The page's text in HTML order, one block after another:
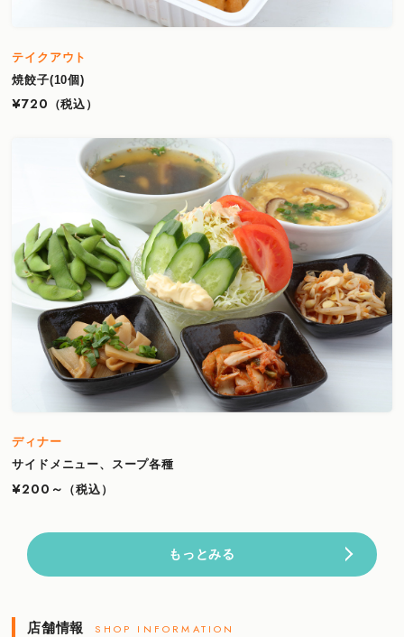
テイクアウト
焼餃子(10個)
¥720
（税込）
ディナー
サイドメニュー、スープ各種
¥200～
（税込）
もっとみる
店舗情報 SHOP INFORMATION